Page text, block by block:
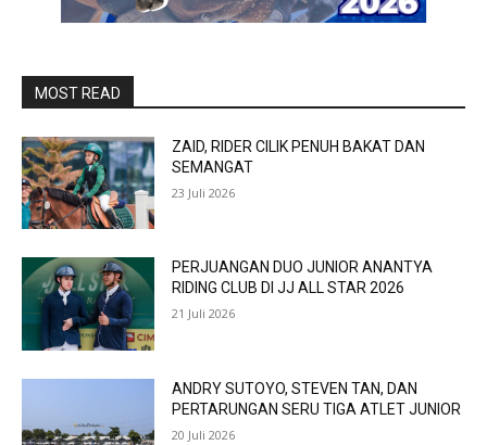
MOST READ
ZAID, RIDER CILIK PENUH BAKAT DAN
SEMANGAT
23 Juli 2026
PERJUANGAN DUO JUNIOR ANANTYA
RIDING CLUB DI JJ ALL STAR 2026
21 Juli 2026
ANDRY SUTOYO, STEVEN TAN, DAN
PERTARUNGAN SERU TIGA ATLET JUNIOR
20 Juli 2026